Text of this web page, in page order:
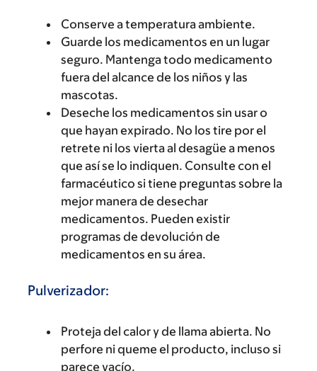
Conserve a temperatura ambiente.
Guarde los medicamentos en un lugar
seguro. Mantenga todo medicamento
fuera del alcance de los niños y las
mascotas.
Deseche los medicamentos sin usar o
que hayan expirado. No los tire por el
retrete ni los vierta al desagüe a menos
que así se lo indiquen. Consulte con el
farmacéutico si tiene preguntas sobre la
mejor manera de desechar
medicamentos. Pueden existir
programas de devolución de
medicamentos en su área.
Pulverizador:
Proteja del calor y de llama abierta. No
perfore ni queme el producto, incluso si
parece vacío.